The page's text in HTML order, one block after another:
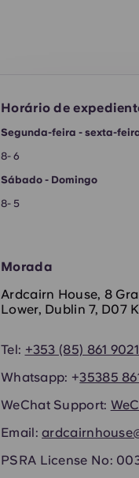
Horário de
Segunda-feira - sexta-
8- 6
Sábado - Domingo
8- 5
Morada
Ardcairn House, 8
Lower, Dublin 7, D07
Tel: +353 (85) 861 9021
Whatsapp: +35385
WeChat Support:
Email:
PSRA License No: